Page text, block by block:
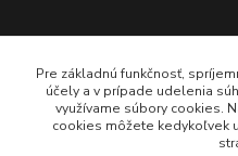
Odporúčáme - tipy na
Haas+Sohn - kachle a krby
Pre základnú funkčnosť,
účely a v prípade udelenia
využívame súbory cookies.
cookies môžete kedykoľvek